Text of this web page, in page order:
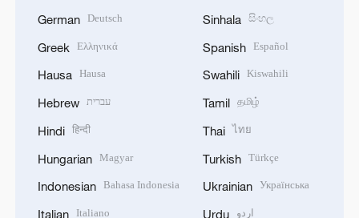
German Deutsch
Greek Ελληνικά
Hausa Hausa
Hebrew עברית
Hindi हिन्दी
Hungarian Magyar
Indonesian Bahasa Indonesia
Italian Italiano
Sinhala සිංහල
Spanish Español
Swahili Kiswahili
Tamil தமிழ்
Thai ไทย
Turkish Türkçe
Ukrainian Українська
Urdu اردو